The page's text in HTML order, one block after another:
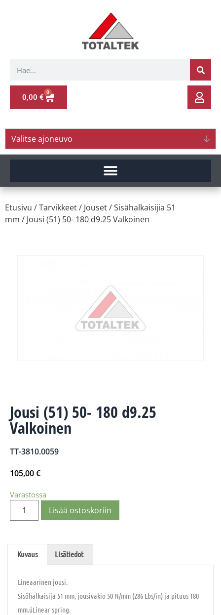
0,00 €
0
Valitse ajoneuvo
Etusivu /Tarvikkeet/ Jouset/Sisähalkaisijia 51
mm / Jousi (51) 50- 180 d9.25 Valkoinen
Jousi (51) 50- 180 d9.25
Valkoinen
TT-3810.0059
105,00€
Varastossa
Lisää ostoskoriin
Kuvaus Lisätiedot
Lineaarinen jousi.
Sisõhalkaisija 51 mm, jousivakio 50 N/mm (286 Lbs/in) ja pituus 180
mm.úLinear spring.